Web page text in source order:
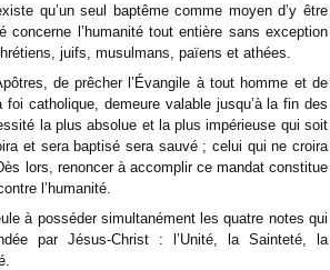
qu’un seul baptême comme moyen d’y être
concerne l’humanité tout entière sans exception
juifs, musulmans, païens et athées.
de prêcher l’Évangile à tout homme et de
catholique, demeure valable jusqu’à la fin des
la plus absolue et la plus impérieuse qui soit
et sera baptisé sera sauvé ; celui qui ne croira
lors, renoncer à accomplir ce mandat constitue
l’humanité.
à posséder simultanément les quatre notes qui
par Jésus-Christ : l’Unité, la Sainteté, la